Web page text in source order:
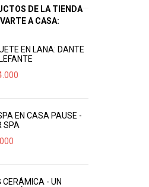
DE LA TIENDA
A CASA:
EN LANA: DANTE
EN CASA PAUSE -
SPA
CERÁMICA - UN